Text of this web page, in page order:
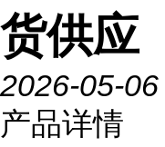
货供应
2026-05-06
产品详情